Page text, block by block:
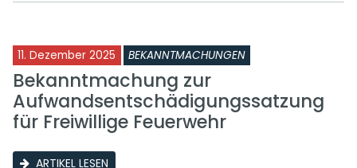
11. Dezember 2025 BEKANNTMACHUNGEN
Bekanntmachung zur
Aufwandsentschädigungssatzung
für Freiwillige Feuerwehr
ARTIKEL LESEN